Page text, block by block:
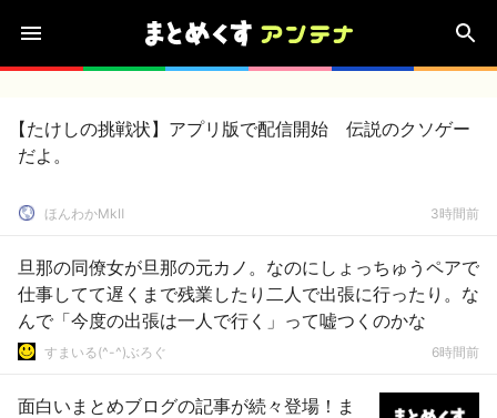
【たけしの挑戦状】アプリ版で配信開始 伝説のクソゲー
だよ。
ほんわかMkⅡ 3時間前
旦那の同僚女が旦那の元カノ。なのにしょっちゅうペアで
仕事してて遅くまで残業したり二人で出張に行ったり。な
んで「今度の出張は一人で行く」って嘘つくのかな
すまいる(^-^)ぶろぐ 6時間前
面白いまとめブログの記事が続々登場！ま